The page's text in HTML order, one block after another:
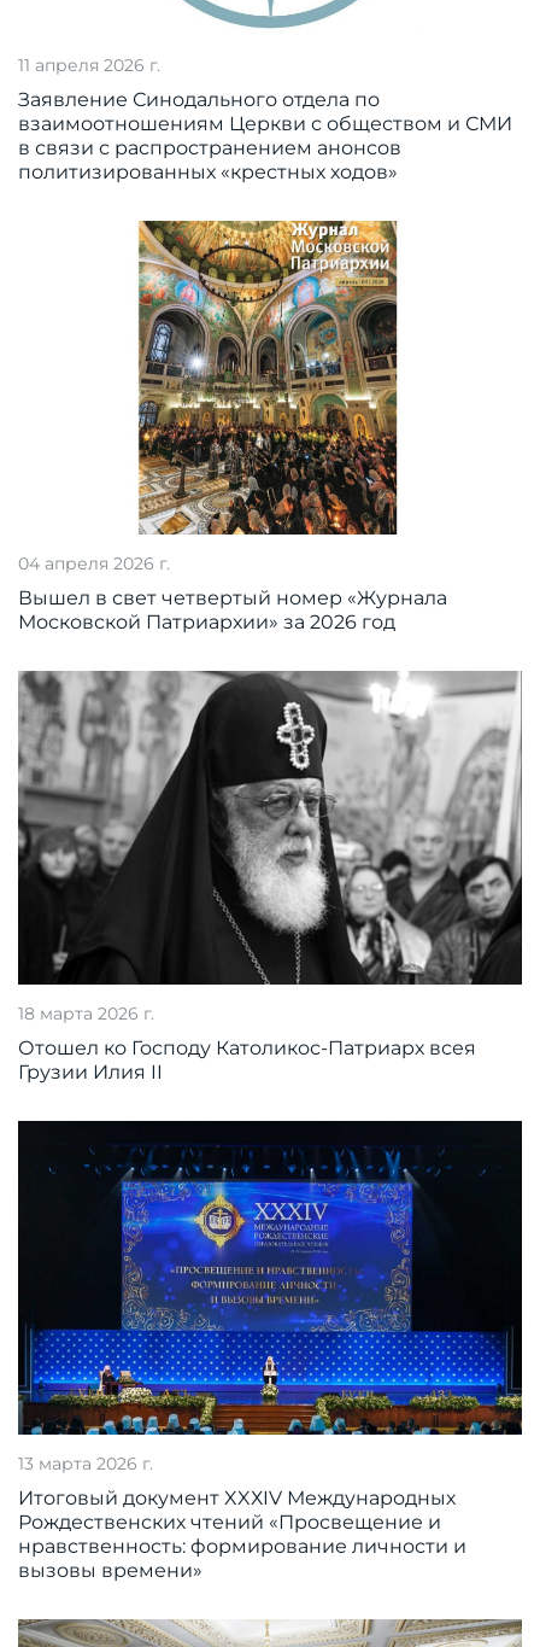
11 апреля 2026 г.
Заявление Синодального отдела по
взаимоотношениям Церкви с обществом и СМИ
в связи с распространением анонсов
политизированных «крестных ходов»
04 апреля 2026 г.
Вышел в свет четвертый номер «Журнала
Московской Патриархии» за 2026 год
18 марта 2026 г.
Отошел ко Господу Католикос-Патриарх всея
Грузии Илия II
13 марта 2026 г.
Итоговый документ XXХIV Международных
Рождественских чтений «Просвещение и
нравственность: формирование личности и
вызовы времени»